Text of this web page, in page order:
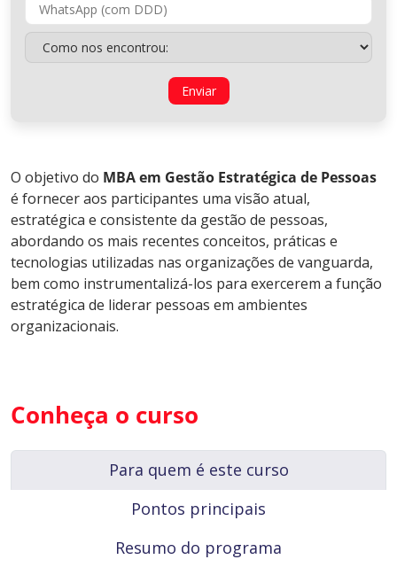
O objetivo do MBA em Gestão Estratégica de Pessoas
é fornecer aos participantes uma visão atual,
estratégica e consistente da gestão de pessoas,
abordando os mais recentes conceitos, práticas e
tecnologias utilizadas nas organizações de vanguarda,
bem como instrumentalizá-los para exercerem a função
estratégica de liderar pessoas em ambientes
organizacionais.
Conheça o curso
Para quem é este curso
Pontos principais
Resumo do programa